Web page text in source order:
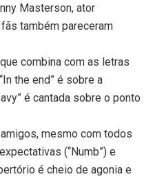
Masterson, ator
também pareceram
combina com as letras
the end” é sobre a
é cantada sobre o ponto
mesmo com todos
(“Numb”) e
é cheio de agonia e